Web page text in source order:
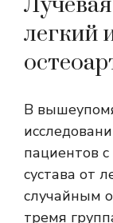
легкий
В
пациентов
сустава от
случайным
тремя